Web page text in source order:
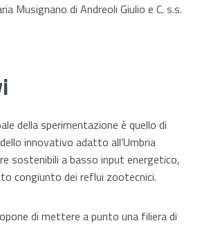
Musignano di Andreoli Giulio e C. s.s.
della sperimentazione è quello di
innovativo adatto all’Umbria
sostenibili a basso input energetico,
congiunto dei reflui zootecnici.
di mettere a punto una filiera di